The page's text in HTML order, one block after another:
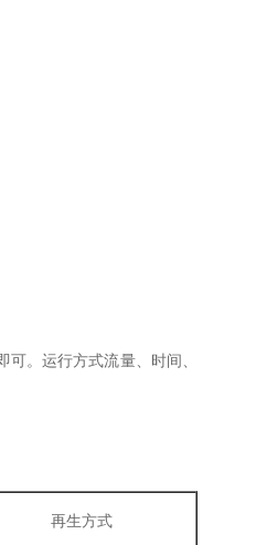
。运行方式流量、时间、
再生方式